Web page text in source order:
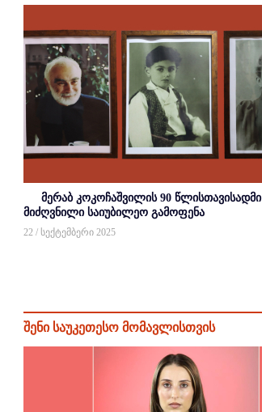
მერაბ კოკოჩაშვილის 90 წლისთავისადმი
მიძღვნილი საიუბილეო გამოფენა
22 / სექტემბერი 2025
შენი საუკეთესო მომავლისთვის